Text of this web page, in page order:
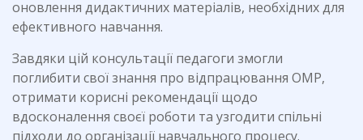
оновлення дидактичних матеріалів, необхідних для
ефективного навчання.
Завдяки цій консультації педагоги змогли
поглибити свої знання про відпрацювання ОМР,
отримати корисні рекомендації щодо
вдосконалення своєї роботи та узгодити спільні
підходи до організації навчального процесу.